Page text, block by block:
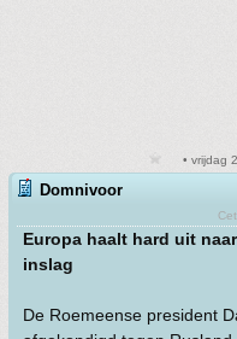
• vrijdag
Domnivoor
Europa haalt hard uit
inslag
De Roemeense president